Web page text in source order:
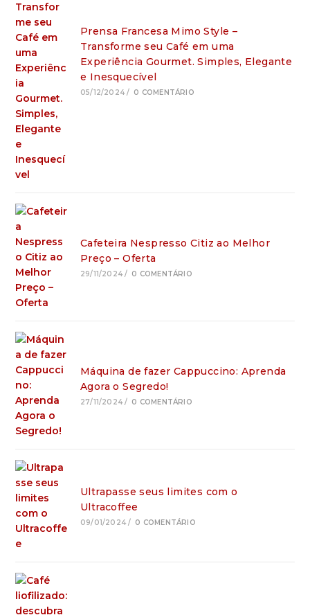
Prensa Francesa Mimo Style –
Transforme seu Café em uma
Experiência Gourmet. Simples, Elegante
e Inesquecível
05/12/2024 / 0 COMENTÁRIO
Cafeteira Nespresso Citiz ao Melhor
Preço – Oferta
29/11/2024 / 0 COMENTÁRIO
Máquina de fazer Cappuccino: Aprenda
Agora o Segredo!
27/11/2024 / 0 COMENTÁRIO
Ultrapasse seus limites com o
Ultracoffee
09/01/2024 / 0 COMENTÁRIO